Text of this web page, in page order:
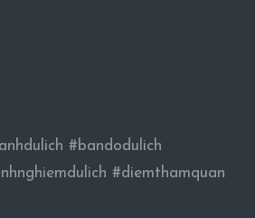
#bandodulich
#diemthamquan